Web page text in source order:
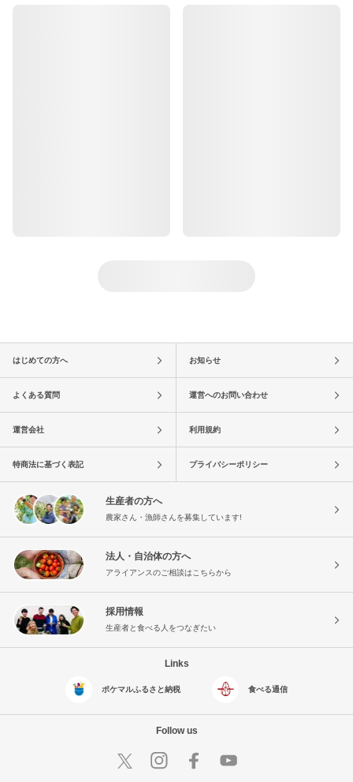
はじめての方へ お知らせ
よくある質問 運営へのお問い合わせ
運営会社 利用規約
特商法に基づく表記 プライバシーポリシー
生産者の方へ
農家さん・漁師さんを募集しています!
法人・自治体の方へ
アライアンスのご相談はこちらから
採用情報
生産者と食べる人をつなぎたい
Links
ポケマルふるさと納税 食べる通信
Follow us